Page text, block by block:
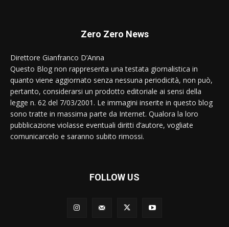
Zero Zero News
Direttore Gianfranco D’Anna
Questo Blog non rappresenta una testata giornalistica in
quanto viene aggiornato senza nessuna periodicità, non può,
pertanto, considerarsi un prodotto editoriale ai sensi della
legge n. 62 del 7/03/2001. Le immagini inserite in questo blog
sono tratte in massima parte da Internet. Qualora la loro
pubblicazione violasse eventuali diritti d’autore, vogliate
comunicarcelo e saranno subito rimossi.
FOLLOW US